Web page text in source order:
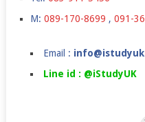
M: 089-170-8699 , 091-
Email :
Line id : @iStudyUK